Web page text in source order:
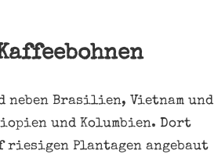
neben Brasilien, Vietnam und
und Kolumbien. Dort
Plantagen angebaut